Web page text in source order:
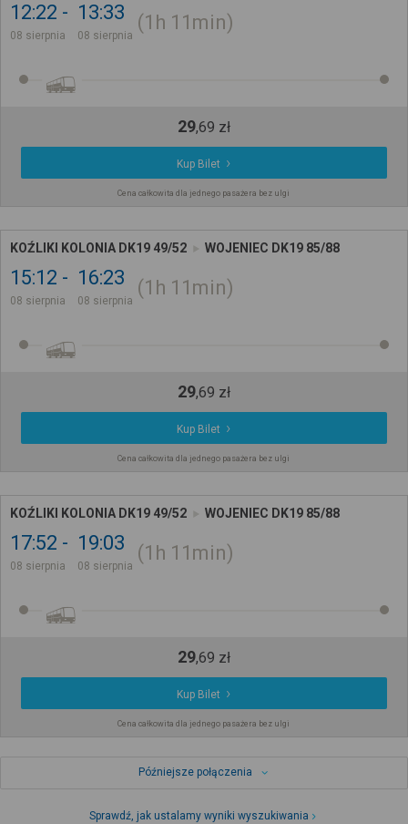
12:22
08 sierpnia
13:33
08 sierpnia
1h 11min
29,69 zł
Kup Bilet
Cena całkowita dla jednego pasażera bez ulgi
KOŹLIKI KOLONIA DK19 49/52 WOJENIEC DK19 85/88
15:12
08 sierpnia
16:23
08 sierpnia
1h 11min
29,69 zł
Kup Bilet
Cena całkowita dla jednego pasażera bez ulgi
KOŹLIKI KOLONIA DK19 49/52 WOJENIEC DK19 85/88
17:52
08 sierpnia
19:03
08 sierpnia
1h 11min
29,69 zł
Kup Bilet
Cena całkowita dla jednego pasażera bez ulgi
Późniejsze połączenia
Sprawdź, jak ustalamy wyniki wyszukiwania